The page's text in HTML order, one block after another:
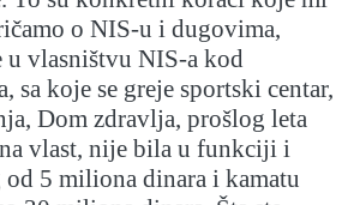
o NIS-u i dugovima,
u vlasništvu NIS-a kod
sa koje se greje sportski centar,
Dom zdravlja, prošlog leta
vlast, nije bila u funkciji i
5 miliona dinara i kamatu